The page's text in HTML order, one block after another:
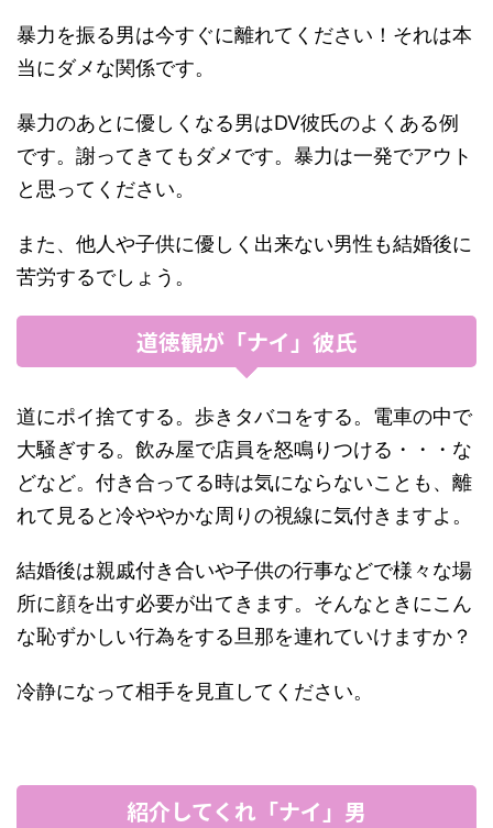
暴力を振る男は今すぐに離れてください！それは本
当にダメな関係です。
暴力のあとに優しくなる男はDV彼氏のよくある例
です。謝ってきてもダメです。暴力は一発でアウト
と思ってください。
また、他人や子供に優しく出来ない男性も結婚後に
苦労するでしょう。
道徳観が「ナイ」彼氏
道にポイ捨てする。歩きタバコをする。電車の中で
大騒ぎする。飲み屋で店員を怒鳴りつける・・・な
どなど。付き合ってる時は気にならないことも、離
れて見ると冷ややかな周りの視線に気付きますよ。
結婚後は親戚付き合いや子供の行事などで様々な場
所に顔を出す必要が出てきます。そんなときにこん
な恥ずかしい行為をする旦那を連れていけますか？
冷静になって相手を見直してください。
紹介してくれ「ナイ」男